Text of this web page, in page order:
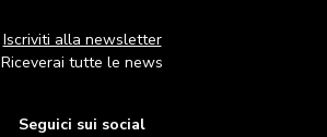
Iscriviti alla newsletter
Riceverai tutte le news
Seguici sui social